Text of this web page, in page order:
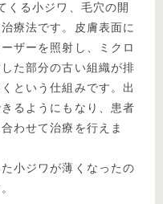
くる小ジワ、毛穴の開
療法です。皮膚表面に
ザーを照射し、ミクロ
た部分の古い組織が排
という仕組みです。出
るようにもなり、患者
わせて治療を行えま
小ジワが薄くなったの